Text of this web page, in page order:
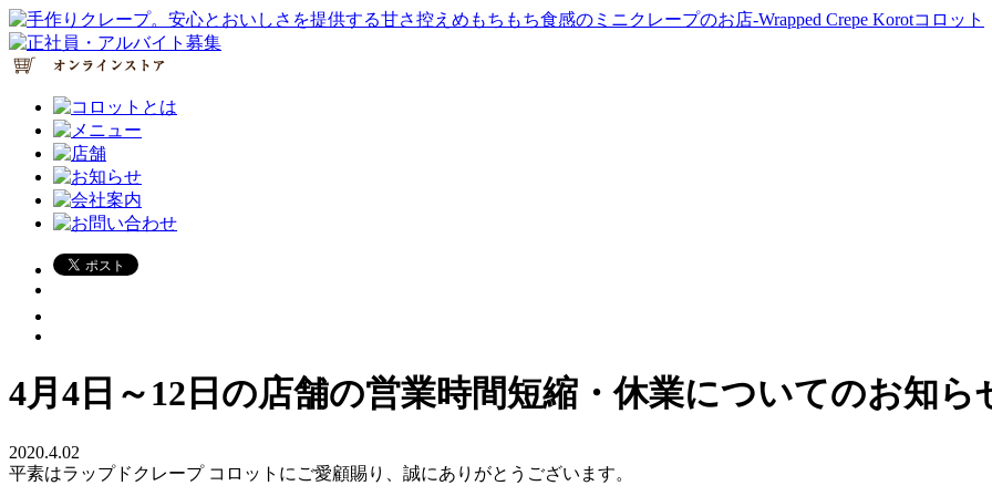
4月4日～12日の店舗の営業時間短縮・休業についてのお知ら
2020.4.02
平素はラップドクレープ コロットにご愛顧賜り、誠にありがとうございます。